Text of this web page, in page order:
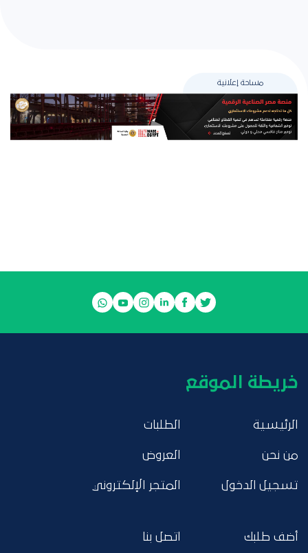
مساحة إعلانية
خريطة الموقع
الرئيسية
من نحن
تسجيل الدخول
الطلبات
العروض
المتجر الإلكتروني
أضف طلبك اتصل بنا